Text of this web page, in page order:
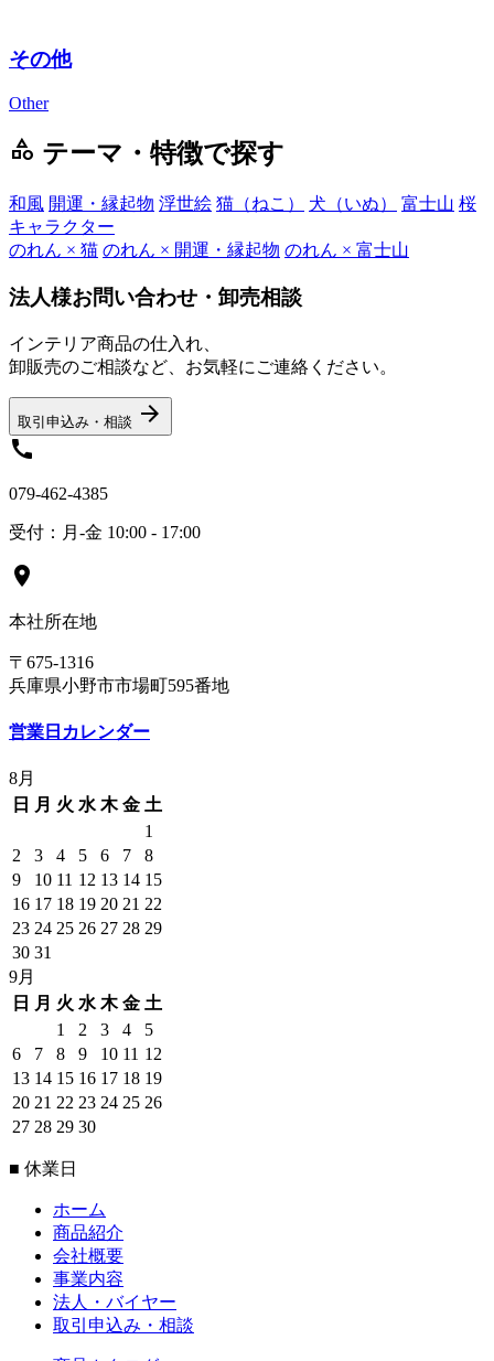
その他
Other
category テーマ・特徴で探す
和風 開運・縁起物 浮世絵 猫（ねこ） 犬（いぬ） 富士山 桜
キャラクター
のれん × 猫 のれん × 開運・縁起物 のれん × 富士山
法人様お問い合わせ・卸売相談
インテリア商品の仕入れ、
卸販売のご相談など、お気軽にご連絡ください。
取引申込み・相談 arrow_forward
call
079-462-4385
受付：月-金 10:00 - 17:00
location_on
本社所在地
〒675-1316
兵庫県小野市市場町595番地
営業日カレンダー
8月
日
月 火 水 木 金 土
1
2
3 4 5 6 7
8
9
10 11 12 13 14 15
16 17 18 19 20 21 22
23 24 25 26 27 28 29
30 31
9月
日
月 火 水 木 金 土
1
2 3 4
5
6
7 8 9 10 11 12
13 14 15 16 17 18 19
20 21 22 23 24 25 26
27 28 29 30
■ 休業日
ホーム
商品紹介
会社概要
事業内容
法人・バイヤー
取引申込み・相談